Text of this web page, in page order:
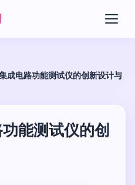
成电路功能测试仪的创新设计与
能测试仪的创